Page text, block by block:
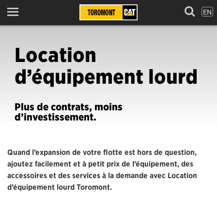
Menu EN
Location
d’équipement lourd
Plus de contrats, moins
d’investissement.
Quand l’expansion de votre flotte est hors de question,
ajoutez facilement et à petit prix de l’équipement, des
accessoires et des services à la demande avec Location
d’équipement lourd Toromont.